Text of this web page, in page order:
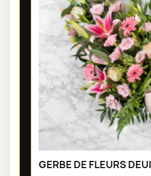
GERBE DE FLEURS